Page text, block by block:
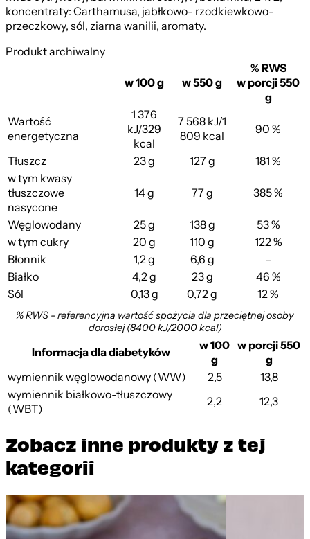
koncentraty: Carthamusa, jabłkowo- rzodkiewkowo-
przeczkowy, sól, ziarna wanilii, aromaty.
Produkt archiwalny
w 100 g w 550 g
% RWS
w porcji 550
g
Wartość
energetyczna
1 376
kJ/329
kcal
7 568 kJ/1
809 kcal
90 %
Tłuszcz 23 g 127 g
181 %
w tym kwasy
tłuszczowe
nasycone
14 g 77 g 385 %
Węglowodany 25 g 138 g
53 %
w tym cukry
20 g 110 g
122 %
Błonnik
1,2 g 6,6 g
–
Białko
4,2 g 23 g
46 %
Sól
0,13 g 0,72 g 12 %
% RWS - referencyjna wartość spożycia dla przeciętnej osoby
dorosłej (8400 kJ/2000 kcal)
Informacja dla diabetyków
w 100
g
w porcji 550
g
wymiennik węglowodanowy (WW)
2,5
13,8
wymiennik białkowo-tłuszczowy
(WBT)
2,2 12,3
Zobacz inne produkty z tej
kategorii